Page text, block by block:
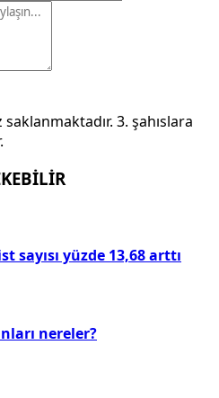
3. şahıslara
yüzde 13,68 arttı
nereler?